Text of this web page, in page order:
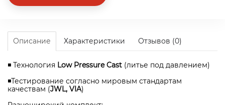
Описание Характеристики Отзывов (0)
◾ Технология Low Pressure Cast (литье под давлением)
◾Тестирование согласно мировым стандартам
качествам (JWL, VIA)